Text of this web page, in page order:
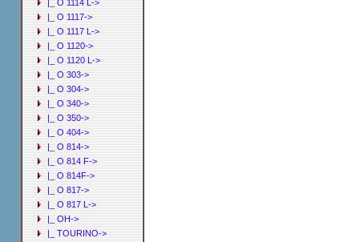
|_ O 1114 L->
|_ O 1117->
|_ O 1117 L->
|_ O 1120->
|_ O 1120 L->
|_ O 303->
|_ O 304->
|_ O 340->
|_ O 350->
|_ O 404->
|_ O 814->
|_ O 814 F->
|_ O 814F->
|_ O 817->
|_ O 817 L->
|_ OH->
|_ TOURINO->